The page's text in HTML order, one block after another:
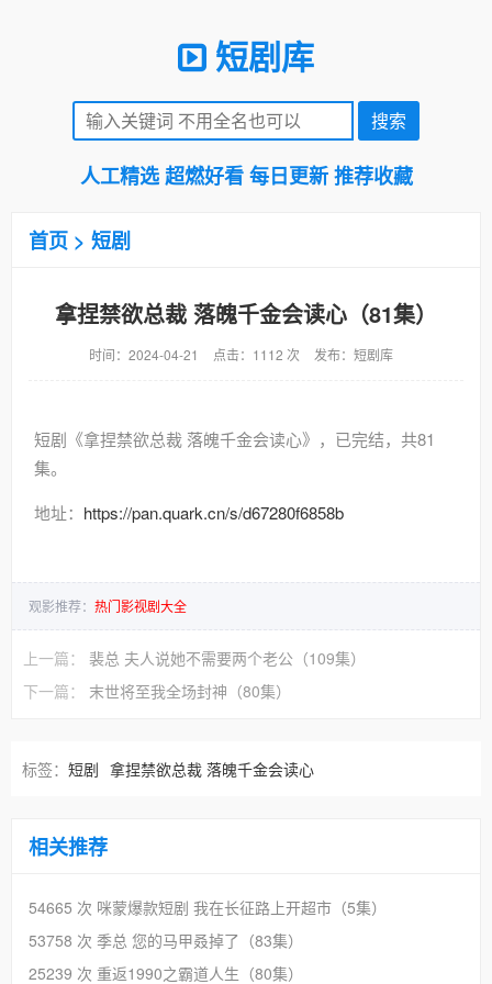
短剧库
人工精选 超燃好看 每日更新 推荐收藏
首页 > 短剧
拿捏禁欲总裁 落魄千金会读心（81集）
时间：2024-04-21 点击：1112 次 发布：短剧库
短剧《拿捏禁欲总裁 落魄千金会读心》，已完结，共81
集。
地址： https://pan.quark.cn/s/d67280f6858b
观影推荐： 热门影视剧大全
上一篇： 裴总 夫人说她不需要两个老公（109集）
下一篇： 末世将至我全场封神（80集）
标签： 短剧 拿捏禁欲总裁 落魄千金会读心
相关推荐
54665 次 咪蒙爆款短剧 我在长征路上开超市（5集）
53758 次 季总 您的马甲叒掉了（83集）
25239 次 重返1990之霸道人生（80集）